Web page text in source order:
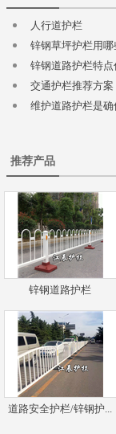
人行道护栏
锌钢草坪护栏用哪
锌钢道路护栏特点
交通护栏推荐方案
维护道路护栏是
推荐产品
锌钢道路护栏
道路安全护栏/锌钢护...